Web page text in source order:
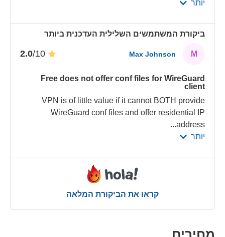
יותר
ביקורת המשתמשים השלילית העדכנית ביותר
M
Max Johnson
/10
Free does not offer conf files for WireGuard
client
VPN is of little value if it cannot BOTH provide
WireGuard conf files and offer residential IP
address
...
יותר
קראו את הביקורת המלאה